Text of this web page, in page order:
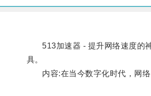
513加速器 - 提升网络速度的神
具。
内容:在当今数字化时代，网络